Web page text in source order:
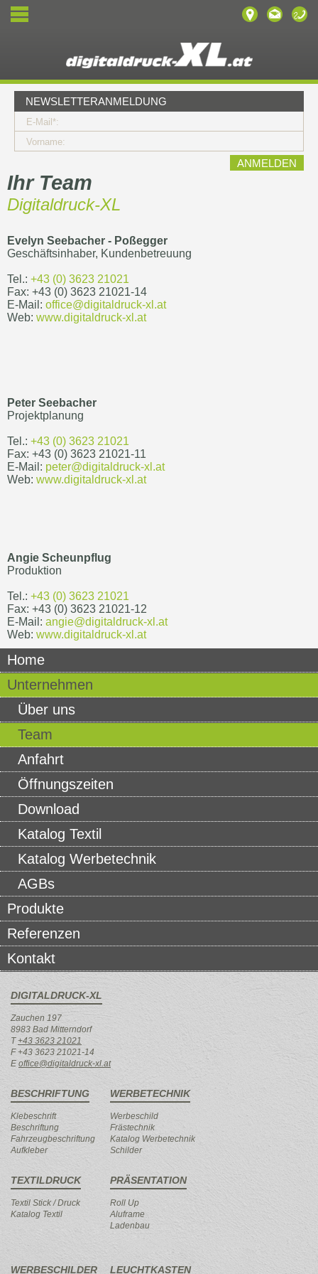
NEWSLETTERANMELDUNG
E-Mail*:
Vorname:
Ihr Team
Digitaldruck-XL
Evelyn Seebacher - Poßegger
Geschäftsinhaber, Kundenbetreuung
Tel.: +43 (0) 3623 21021
Fax: +43 (0) 3623 21021-14
E-Mail: office@digitaldruck-xl.at
Web: www.digitaldruck-xl.at
Peter Seebacher
Projektplanung
Tel.: +43 (0) 3623 21021
Fax: +43 (0) 3623 21021-11
E-Mail: peter@digitaldruck-xl.at
Web: www.digitaldruck-xl.at
Angie Scheunpflug
Produktion
Tel.: +43 (0) 3623 21021
Fax: +43 (0) 3623 21021-12
E-Mail: angie@digitaldruck-xl.at
Web: www.digitaldruck-xl.at
Home
Unternehmen
Über uns
Team
Anfahrt
Öffnungszeiten
Download
Katalog Textil
Katalog Werbetechnik
AGBs
Produkte
Referenzen
Kontakt
DIGITALDRUCK-XL
Zauchen 197
8983 Bad Mitterndorf
T+43 3623 21021
F +43 3623 21021-14
E office@digitaldruck-xl.at
BESCHRIFTUNG
Klebeschrift
Beschriftung
Fahrzeugbeschriftung
Aufkleber
WERBETECHNIK
Werbeschild
Frästechnik
Katalog Werbetechnik
Schilder
TEXTILDRUCK
Textil Stick / Druck
Katalog Textil
PRÄSENTATION
Roll Up
Aluframe
Ladenbau
WERBESCHILDER LEUCHTKASTEN